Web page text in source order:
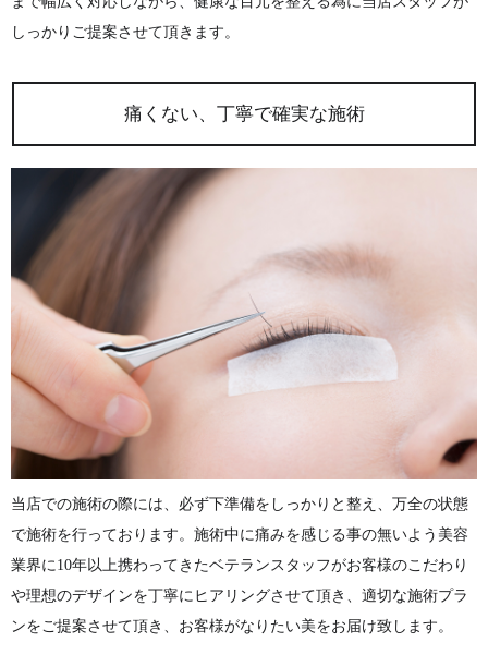
しっかりご提案させて頂きます。
痛くない、丁寧で確実な施術
当店での施術の際には、必ず下準備をしっかりと整え、万全の状態
で施術を行っております。施術中に痛みを感じる事の無いよう美容
業界に10年以上携わってきたベテランスタッフがお客様のこだわり
や理想のデザインを丁寧にヒアリングさせて頂き、適切な施術プラ
ンをご提案させて頂き、お客様がなりたい美をお届け致します。